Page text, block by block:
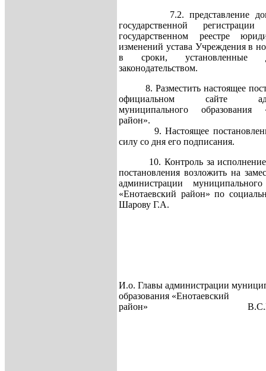
7.2. представление
государственной
государственном реестре
изменений устава Учреждения в
в сроки, установленные
законодательством.
8. Разместить настоящее
официальном сайте
муниципального образования
район».
9. Настоящее
силу со дня его подписания.
10. Контроль за
постановления возложить на
администрации муниципального
«Енотаевский район» по
Шарову Г.А.
И.о. Главы администрации
образования «Енотаевский
район»